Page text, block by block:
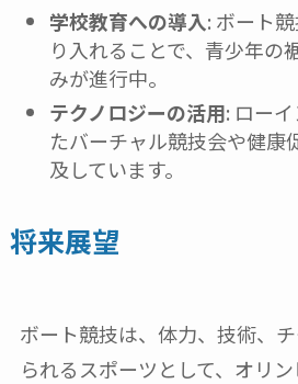
学校教育への導入: ボート
り入れることで、青少年の
みが進行中。
テクノロジーの活用: ロー
たバーチャル競技会や健康
及しています。
将来展望
ボート競技は、体力、技術、
られるスポーツとして、オリ